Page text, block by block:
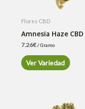
Flores CBD
Amnesia Haze CBD
7.26€/ Gramo
Ver Variedad